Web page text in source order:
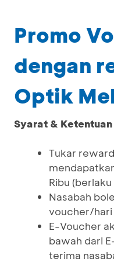
Promo
dengan
Optik
Syarat & Ketentuan
Tukar
Ribu
Nasabah
voucher/hari
E-Voucher
bawah dari
terima